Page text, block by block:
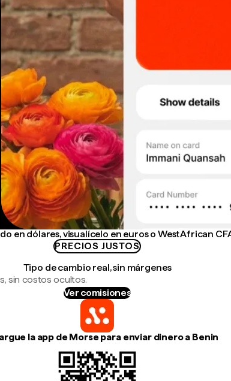
en dólares, visualícelo en euros o West African
PRECIOS JUSTOS
Tipo de cambio real, sin márgenes
sin costos ocultos.
Ver comisiones
la app de Morse para enviar dinero a Benin